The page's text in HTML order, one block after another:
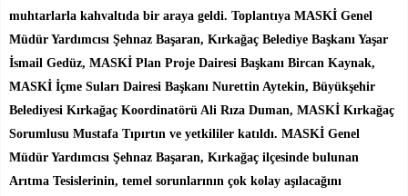
muhtarlarla kahvaltıda bir araya geldi. Toplantıya MASKİ Genel
Müdür Yardımcısı Şehnaz Başaran, Kırkağaç Belediye Başkanı Yaşar
İsmail Gedüz, MASKİ Plan Proje Dairesi Başkanı Bircan Kaynak,
MASKİ İçme Suları Dairesi Başkanı Nurettin Aytekin, Büyükşehir
Belediyesi Kırkağaç Koordinatörü Ali Rıza Duman, MASKİ Kırkağaç
Sorumlusu Mustafa Tıpırtın ve yetkililer katıldı. MASKİ Genel
Müdür Yardımcısı Şehnaz Başaran, Kırkağaç ilçesinde bulunan
Arıtma Tesislerinin, temel sorunlarının çok kolay aşılacağını